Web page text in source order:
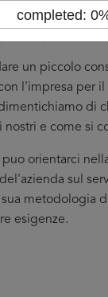
feeling o
un piccolo
l'impresa per il
di
nostri e come si
puo orientarci
sul
metodologia
esigenze.
completed: